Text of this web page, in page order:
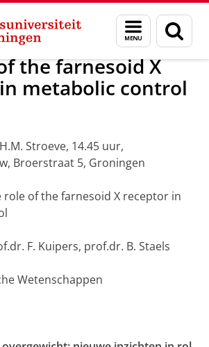
Menu
en
zoeken
Nieuws Nieuwsberichten
the farnesoid X
metabolic control
Stroeve, 14.45 uur,
Broerstraat 5, Groningen
role of the farnesoid X receptor in
F. Kuipers, prof.dr. B. Staels
Wetenschappen